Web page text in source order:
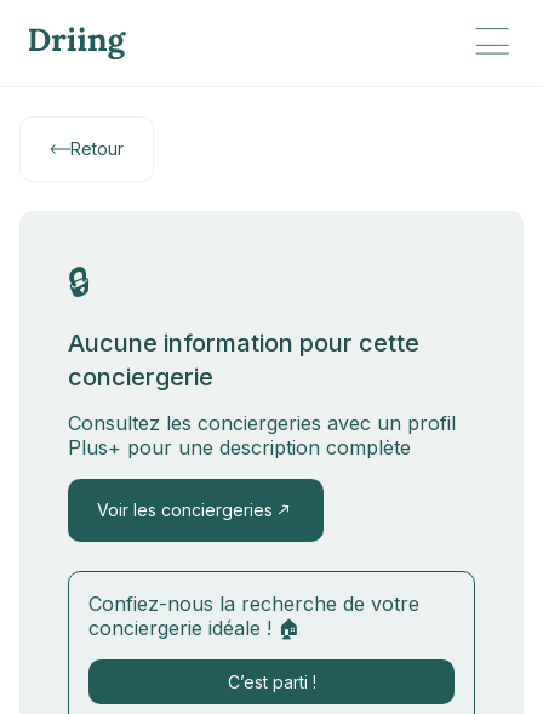
Retour
🔒
Aucune information pour cette
conciergerie
Consultez les conciergeries avec un profil
Plus+ pour une description complète
Voir les conciergeries
Confiez-nous la recherche de votre
conciergerie idéale ! 🏠
C’est parti !